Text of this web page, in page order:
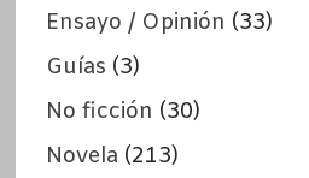
Ensayo / Opinión (33)
Guías (3)
No ficción (30)
Novela (213)